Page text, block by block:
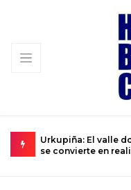
Urkupiña: El valle
se convierte en